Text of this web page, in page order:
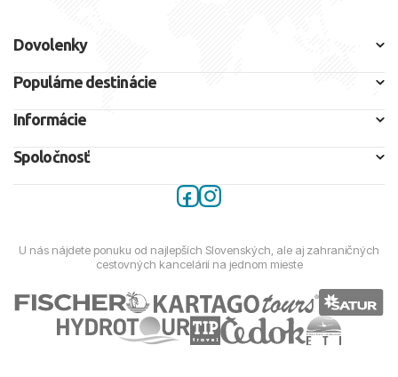
Dovolenky
Populárne destinácie
Informácie
Spoločnosť
U nás nájdete ponuku od najlepších Slovenských, ale aj zahraničných
cestovných kancelárií na jednom mieste